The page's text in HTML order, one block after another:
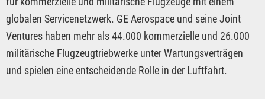
globalen Servicenetzwerk. GE Aerospace und seine Joint
Ventures haben mehr als 44.000 kommerzielle und 26.000
militärische Flugzeugtriebwerke unter Wartungsverträgen
und spielen eine entscheidende Rolle in der Luftfahrt.